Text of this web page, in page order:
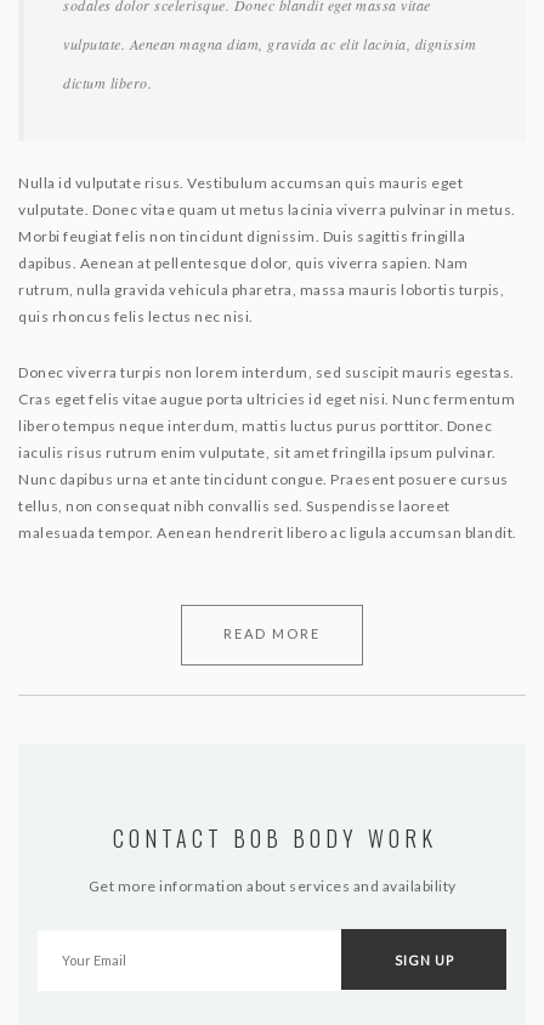
sodales dolor scelerisque. Donec blandit eget massa vitae
vulputate. Aenean magna diam, gravida ac elit lacinia, dignissim
dictum libero.
Nulla id vulputate risus. Vestibulum accumsan quis mauris eget
vulputate. Donec vitae quam ut metus lacinia viverra pulvinar in metus.
Morbi feugiat felis non tincidunt dignissim. Duis sagittis fringilla
dapibus. Aenean at pellentesque dolor, quis viverra sapien. Nam
rutrum, nulla gravida vehicula pharetra, massa mauris lobortis turpis,
quis rhoncus felis lectus nec nisi.
Donec viverra turpis non lorem interdum, sed suscipit mauris egestas.
Cras eget felis vitae augue porta ultricies id eget nisi. Nunc fermentum
libero tempus neque interdum, mattis luctus purus porttitor. Donec
iaculis risus rutrum enim vulputate, sit amet fringilla ipsum pulvinar.
Nunc dapibus urna et ante tincidunt congue. Praesent posuere cursus
tellus, non consequat nibh convallis sed. Suspendisse laoreet
malesuada tempor. Aenean hendrerit libero ac ligula accumsan blandit.
READ MORE
CONTACT BOB BODY WORK
Get more information about services and availability